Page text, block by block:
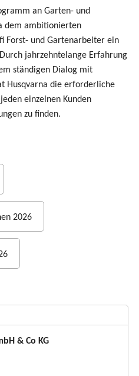
an Garten- und
dem ambitionierten
Forst- und Gartenarbeiter ein
jahrzehntelange Erfahrung
ständigen Dialog mit
Husqvarna die erforderliche
einzelnen Kunden
zu finden.
2026
& Co KG